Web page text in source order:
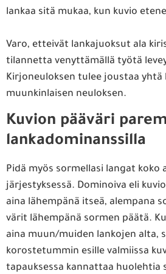
lankaa sitä mukaa, kun kuvio
Varo, etteivät lankajuoksut ala
tilannetta venyttämällä työtä
Kirjoneuloksen tulee joustaa yhtä
muunkinlaisen neuloksen.
Kuvion pääväri
lankadominanssilla
Pidä myös sormellasi langat koko
järjestyksessä. Dominoiva eli
aina lähempänä itseä, alempana
värit lähempänä sormen päätä.
aina muun/muiden lankojen alta,
korostetummin esille valmiissa
tapauksessa kannattaa huolehtia